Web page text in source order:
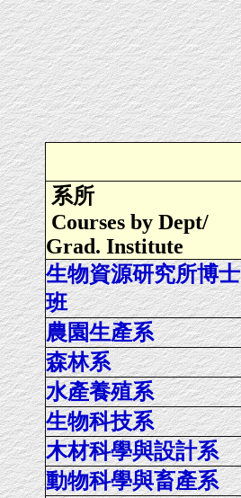
系所
Courses by Dept/
Grad. Institute
生物資源研究所博士
班
農園生產系
森林系
水產養殖系
生物科技系
木材科學與設計系
動物科學與畜產系